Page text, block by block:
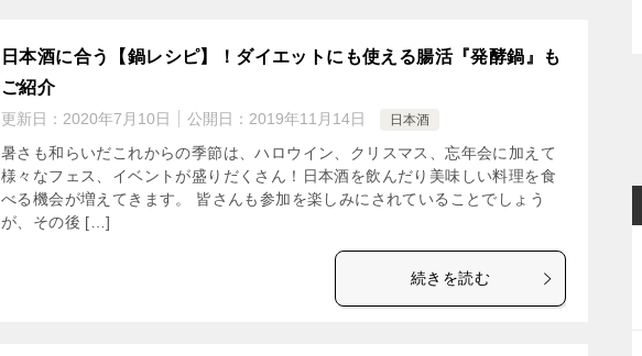
日本酒に合う【鍋レシピ】！ダイエットにも使える腸活『発酵鍋』も
ご紹介
更新日： 2020年7月10日 公開日： 2019年11月14日 日本酒
暑さも和らいだこれからの季節は、ハロウイン、クリスマス、忘年会に加えて
様々なフェス、イベントが盛りだくさん！日本酒を飲んだり美味しい料理を食
べる機会が増えてきます。 皆さんも参加を楽しみにされていることでしょう
が、その後 […]
続きを読む